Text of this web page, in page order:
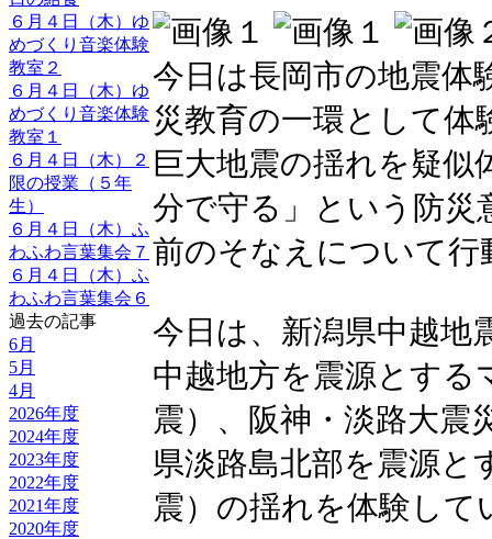
６月４日（木）ゆ
めづくり音楽体験
教室２
６月４日（木）ゆ
めづくり音楽体験
教室１
６月４日（木）２
限の授業（５年
生）
６月４日（木）ふ
わふわ言葉集会７
６月４日（木）ふ
わふわ言葉集会６
過去の記事
6月
5月
4月
2026年度
2024年度
2023年度
2022年度
2021年度
2020年度
今日は長岡市の地震体
災教育の一環として体
巨大地震の揺れを疑似
分で守る」という防災
前のそなえについて
今日は、新潟県中越地
中越地方を震源とする
震）、阪神・淡路大震
県淡路島北部を震源と
震）の揺れを体験して